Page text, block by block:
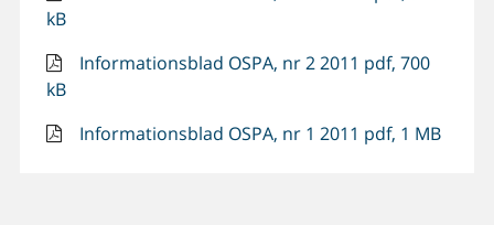
kB
Informationsblad OSPA, nr 2 2011 pdf, 700
kB
Informationsblad OSPA, nr 1 2011 pdf, 1 MB